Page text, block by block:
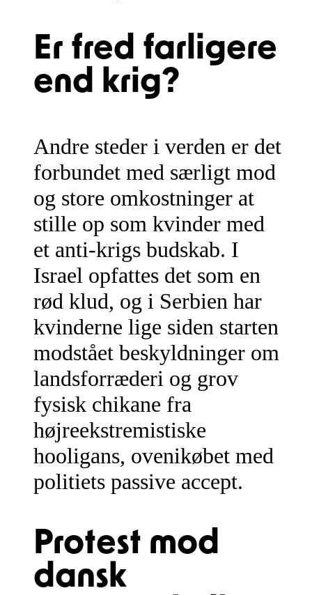
Er fred farligere
end krig?
Andre steder i verden er det
forbundet med særligt mod
og store omkostninger at
stille op som kvinder med
et anti-krigs budskab. I
Israel opfattes det som en
rød klud, og i Serbien har
kvinderne lige siden starten
modstået beskyldninger om
landsforræderi og grov
fysisk chikane fra
højreekstremistiske
hooligans, ovenikøbet med
politiets passive accept.
Protest mod
dansk